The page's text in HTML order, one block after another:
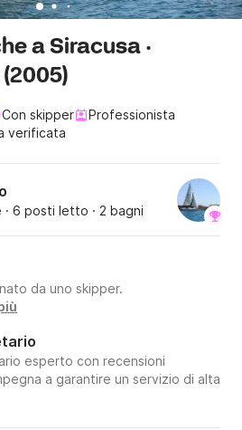
a Siracusa ·
Con skipper
Professionista
verificata
· 6 posti letto · 2 bagni
da uno skipper.
esperto con recensioni
a garantire un servizio di alta